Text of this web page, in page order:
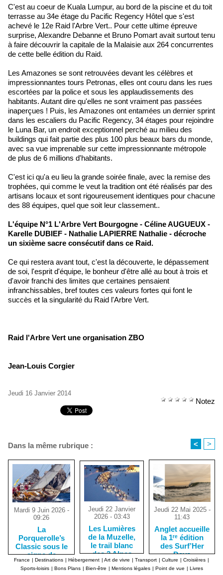
C'est au coeur de Kuala Lumpur, au bord de la piscine et du toit
terrasse au 34e étage du Pacific Regency Hôtel que s'est
achevé le 12e Raid l'Arbre Vert.. Pour cette ultime épreuve
surprise, Alexandre Debanne et Bruno Pomart avait surtout tenu
à faire découvrir la capitale de la Malaisie aux 264 concurrentes
de cette belle édition du Raid.
Les Amazones se sont retrouvées devant les célèbres et
impressionnantes tours Petronas, elles ont couru dans les rues
escortées par la police et sous les applaudissements des
habitants. Autant dire qu'elles ne sont vraiment pas passées
inaperçues ! Puis, les Amazones ont entamées un dernier sprint
dans les escaliers du Pacific Regency, 34 étages pour rejoindre
le Luna Bar, un endroit exceptionnel perché au milieu des
buildings qui fait partie des plus 100 plus beaux bars du monde,
avec sa vue imprenable sur cette impressionnante métropole
de plus de 6 millions d'habitants.
C'est ici qu'a eu lieu la grande soirée finale, avec la remise des
trophées, qui comme le veut la tradition ont été réalisés par des
artisans locaux et sont rigoureusement identiques pour chacune
des 88 équipes, quel que soit leur classement..
L'équipe N°1 L'Arbre Vert Bourgogne - Céline AUGUEUX -
Karelle DUBIEF - Nathalie LAPIERRE Nathalie - décroche
un sixième sacre consécutif dans ce Raid.
Ce qui restera avant tout, c'est la découverte, le dépassement
de soi, l'esprit d'équipe, le bonheur d'être allé au bout à trois et
d'avoir franchi des limites que certaines pensaient
infranchissables, bref toutes ces valeurs fortes qui font le
succès et la singularité du Raid l'Arbre Vert.
Raid l'Arbre Vert une organisation ZBO
Jean-Louis Corgier
Jeudi 16 Janvier 2014
Notez
Dans la même rubrique : < >
Mardi 9 Juin 2026 -
09:26
La
Porquerolle’s
Classic sous le
signe de
l'élégance des
yachts de
Jeudi 22 Janvier
2026 - 03:43
Les Lumières
de la Muzelle,
le trail blanc
des 2 Alpes
Jeudi 22 Mai 2025 -
11:43
Anglet accueille
la 1ʳᵉ édition
des Surf’Her
Days
France | Destinations | Hébergement | Art de vivre | Transport | Culture | Croisières |
Sports-loisirs | Bons Plans | Bien-être | Mentions légales | Point de vue | Livres